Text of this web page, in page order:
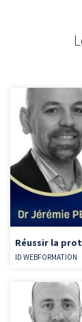
Réussir la
ID WEBFORMATION